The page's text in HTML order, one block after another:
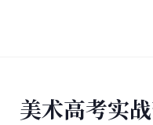
美术高考实